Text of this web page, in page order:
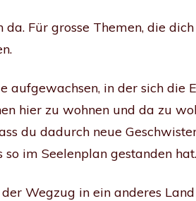
Für grosse Themen, die
aufgewachsen, in der sich die
hier zu wohnen und da zu
du dadurch neue
so im Seelenplan gestanden hat.
Wegzug in ein anderes